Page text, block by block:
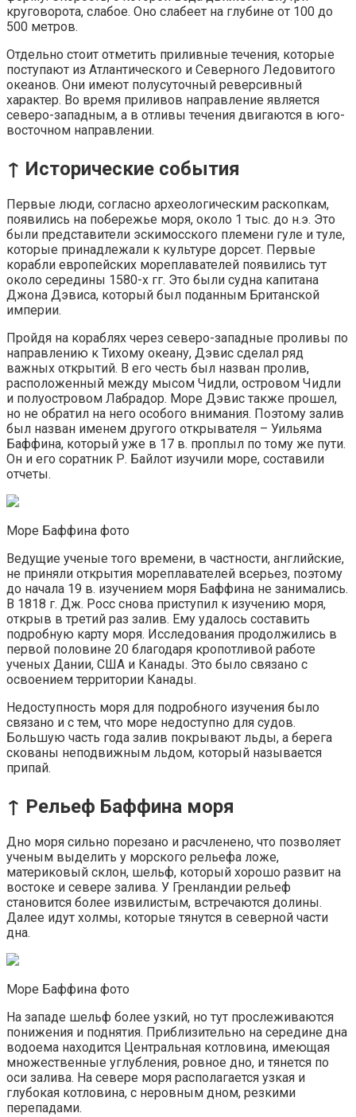
круговорота, слабое. Оно слабеет на глубине от 100 до
500 метров.
Отдельно стоит отметить приливные течения, которые
поступают из Атлантического и Северного Ледовитого
океанов. Они имеют полусуточный реверсивный
характер. Во время приливов направление является
северо-западным, а в отливы течения двигаются в юго-
восточном направлении.
↑ Исторические события
Первые люди, согласно археологическим раскопкам,
появились на побережье моря, около 1 тыс. до н.э. Это
были представители эскимосского племени гуле и туле,
которые принадлежали к культуре дорсет. Первые
корабли европейских мореплавателей появились тут
около середины 1580-х гг. Это были судна капитана
Джона Дэвиса, который был поданным Британской
империи.
Пройдя на кораблях через северо-западные проливы по
направлению к Тихому океану, Дэвис сделал ряд
важных открытий. В его честь был назван пролив,
расположенный между мысом Чидли, островом Чидли
и полуостровом Лабрадор. Море Дэвис также прошел,
но не обратил на него особого внимания. Поэтому залив
был назван именем другого открывателя – Уильяма
Баффина, который уже в 17 в. проплыл по тому же пути.
Он и его соратник Р. Байлот изучили море, составили
отчеты.
Море Баффина фото
Ведущие ученые того времени, в частности, английские,
не приняли открытия мореплавателей всерьез, поэтому
до начала 19 в. изучением моря Баффина не занимались.
В 1818 г. Дж. Росс снова приступил к изучению моря,
открыв в третий раз залив. Ему удалось составить
подробную карту моря. Исследования продолжились в
первой половине 20 благодаря кропотливой работе
ученых Дании, США и Канады. Это было связано с
освоением территории Канады.
Недоступность моря для подробного изучения было
связано и с тем, что море недоступно для судов.
Большую часть года залив покрывают льды, а берега
скованы неподвижным льдом, который называется
припай.
↑ Рельеф Баффина моря
Дно моря сильно порезано и расчленено, что позволяет
ученым выделить у морского рельефа ложе,
материковый склон, шельф, который хорошо развит на
востоке и севере залива. У Гренландии рельеф
становится более извилистым, встречаются долины.
Далее идут холмы, которые тянутся в северной части
дна.
Море Баффина фото
На западе шельф более узкий, но тут прослеживаются
понижения и поднятия. Приблизительно на середине дна
водоема находится Центральная котловина, имеющая
множественные углубления, ровное дно, и тянется по
оси залива. На севере моря располагается узкая и
глубокая котловина, с неровным дном, резкими
перепадами.